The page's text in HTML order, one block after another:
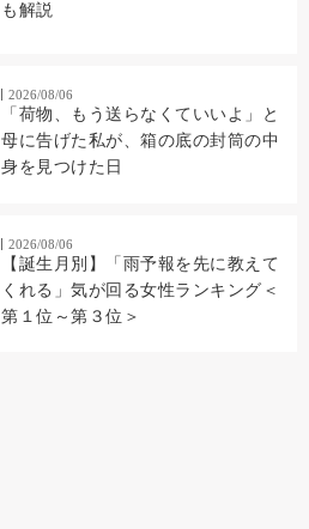
も解説
2026/08/06
「荷物、もう送らなくていいよ」と
母に告げた私が、箱の底の封筒の中
身を見つけた日
2026/08/06
【誕生月別】「雨予報を先に教えて
くれる」気が回る女性ランキング＜
第１位～第３位＞